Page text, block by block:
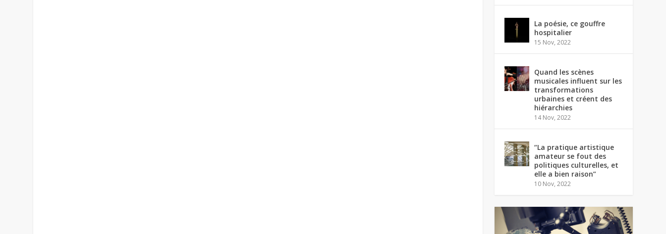
La poésie, ce gouffre
hospitalier
15 Nov, 2022
Quand les scènes
musicales influent sur les
transformations
urbaines et créent des
hiérarchies
14 Nov, 2022
“La pratique artistique
amateur se fout des
politiques culturelles, et
elle a bien raison”
10 Nov, 2022